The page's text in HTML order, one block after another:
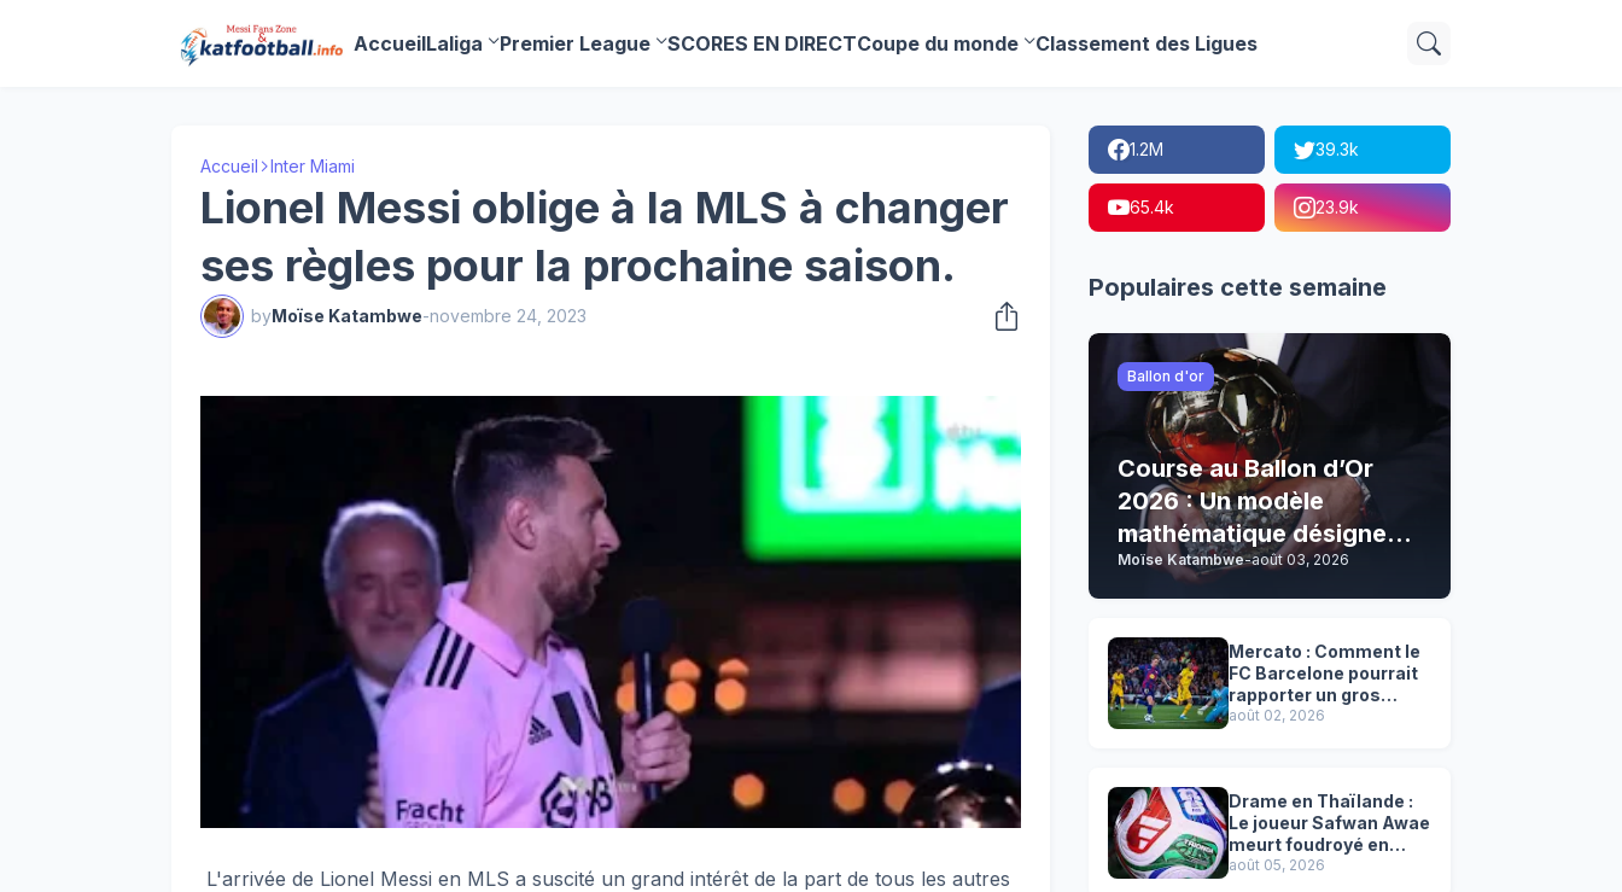
AccueilLaliga Premier League SCORES EN DIRECTCoupe du monde Classement des Ligues
Accueil Inter Miami
Lionel Messi oblige à la MLS à changer
ses règles pour la prochaine saison.
byMoïse Katambwe-novembre 24, 2023
L'arrivée de Lionel Messi en MLS a suscité un grand intérêt de la part de tous les autres
1.2M 39.3k
65.4k 23.9k
Populaires cette semaine
Ballon d'or
Course au Ballon d’Or
2026 : Un modèle
mathématique désigne
son grand favori !
Moïse Katambwe-août 03, 2026
Mercato : Comment le
FC Barcelone pourrait
rapporter un gros
chèque inespéré à l’OM
août 02, 2026
Drame en Thaïlande :
Le joueur Safwan Awae
meurt foudroyé en
plein match
août 05, 2026